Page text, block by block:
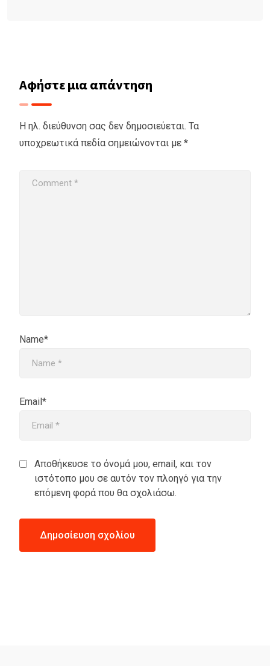
Αφήστε μια απάντηση
Η ηλ. διεύθυνση σας δεν δημοσιεύεται. Τα
υποχρεωτικά πεδία σημειώνονται με *
Name*
Email*
Αποθήκευσε το όνομά μου, email, και τον
ιστότοπο μου σε αυτόν τον πλοηγό για την
επόμενη φορά που θα σχολιάσω.